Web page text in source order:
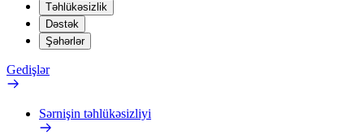
Təhlükəsizlik
Dəstək
Şəhərlər
Gedişlər
Sərnişin təhlükəsizliyi